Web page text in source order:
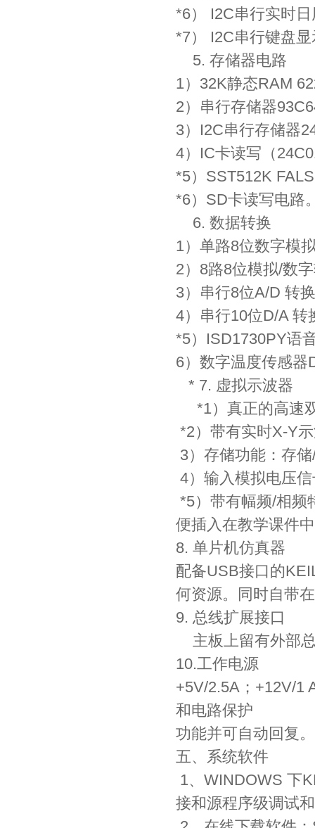
*6） I2C串行实时
*7） I2C串行键盘
5. 存储器电路
1）32K静态RAM
2）串行存储器
3）I2C串行存储器
4）IC卡读写（
*5）SST512K
*6）SD卡读写电路
6. 数据转换
1）单路8位数字模
2）8路8位模拟/数
3）串行8位A/D 转
4）串行10位D/A 转
*5）ISD1730PY语
6）数字温度传感器
* 7. 虚拟示波器
*1）真正的高速
*2）带有实时X-Y
3）存储功能：存
4）输入模拟电压
*5）带有幅频/相频
便插入在教学课件
8. 单片机仿真器
配备USB接口的
何资源。同时自带
9. 总线扩展接口
主板上留有外部
10.工作电源
+5V/2.5A；+12V/1
和电路保护
功能并可自动回复。
五、系统软件
1、WINDOWS 下
接和源程序级调试